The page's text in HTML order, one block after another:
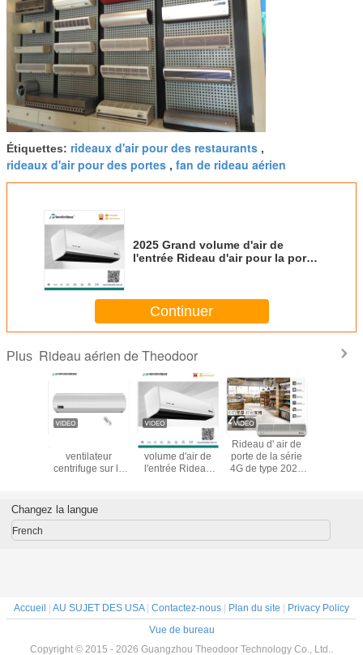
Étiquettes: rideaux d'air pour des restaurants ,
rideaux d'air pour des portes , fan de rideau aérien
2025 Grand volume d'air de
l'entrée Rideau d'air pour la porte
Continuer
Plus Rideau aérien de Theodoor
6G de
à
2025 S6 Rideau à
ventilateur
centrifuge sur la
2m Pour la salle
de climatisation
d'énergie AC
2025 Grand
volume d'air de
l'entrée Rideau
centrifuge à haute
Rideau d' air de
porte de la série
4G de type 2025
restaurant
rideau
Changez la langue
French
Accueil AU SUJET DES USA| Contactez-nous Plan du site
Privacy Policy
Vue de bureau
Copyright © 2015 - 2026 Guangzhou Theodoor Technology Co., Ltd..